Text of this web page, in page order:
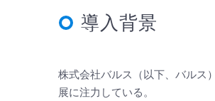
導入背景
株式会社バルス（以下、バルス
展に注力している。